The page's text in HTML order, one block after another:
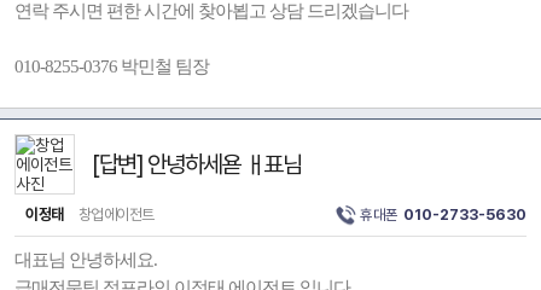
연락 주시면 편한 시간에 찾아뵙고 상담 드리겠습니다
010-8255-0376 박민철 팀장
[답변] 안녕하세욛 ㅐ표님
이정태 창업에이전트 휴대폰 010-2733-5630
대표님 안녕하세요.